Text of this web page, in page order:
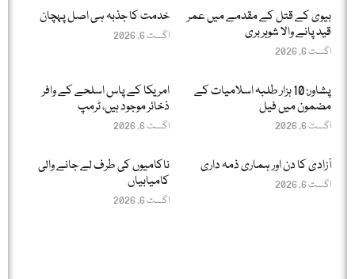
بیوی کے قتل کے مقدمے میں عمر
قید پانے والا شوہر بری
اگست 6, 2026
خدمت کا جذبہ ہی اصل پہچان
اگست 6, 2026
پشاور: 10 ہزار طلبہ اسلامیات کے
مضمون میں فیل
اگست 6, 2026
امریکا کے پاس اسلحے کے وافر
ذخائر موجود ہیں، ٹرمپ
اگست 6, 2026
آزادی کا دن اور ہماری ذمہ داری
اگست 6, 2026
ناکامیوں کی طرف لے جانے والی
کامیابیاں
اگست 6, 2026